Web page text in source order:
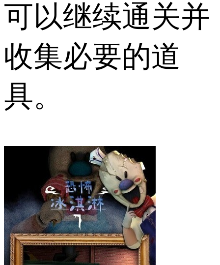
可以继续通关并
收集必要的道
具。